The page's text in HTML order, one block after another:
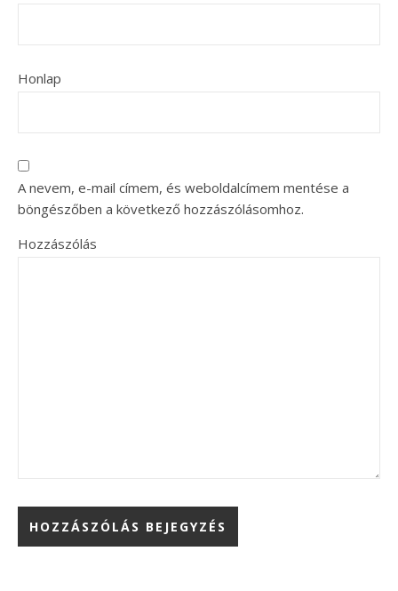
Honlap
A nevem, e-mail címem, és weboldalcímem mentése a
böngészőben a következő hozzászólásomhoz.
Hozzászólás